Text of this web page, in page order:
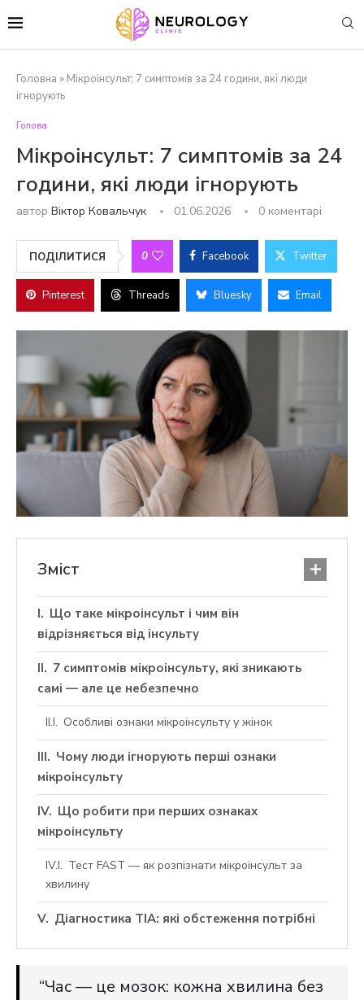
Головна » Мікроінсульт: 7 симптомів за 24 години, які люди
ігнорують
Голова
Мікроінсульт: 7 симптомів за 24
години, які люди ігнорують
автор Віктор Ковальчук 01.06.2026 0 коментарі
ПОДІЛИТИСЯ 0 Facebook Twitter
Pinterest Threads Bluesky Email
Зміст
Що таке мікроінсульт і чим він
відрізняється від інсульту
7 симптомів мікроінсульту, які зникають
самі — але це небезпечно
Особливі ознаки мікроінсульту у жінок
Чому люди ігнорують перші ознаки
мікроінсульту
Що робити при перших ознаках
мікроінсульту
Тест FAST — як розпізнати мікроінсульт за
хвилину
Діагностика ТІА: які обстеження потрібні
“Час — це мозок: кожна хвилина без